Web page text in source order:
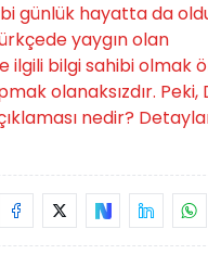
günlük hayatta da
yaygın olan
ilgili bilgi sahibi olmak
olanaksızdır. Peki,
nedir?